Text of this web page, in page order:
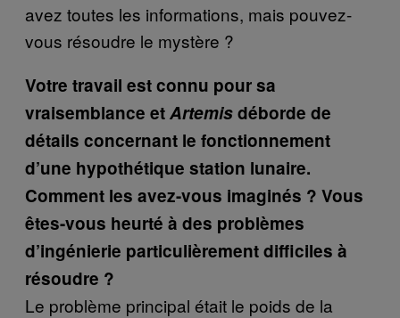
avez toutes les informations, mais pouvez-
vous résoudre le mystère ?
Votre travail est connu pour sa
vraisemblance etArtemisdéborde de
détails concernant le fonctionnement
d’une hypothétique station lunaire.
Comment les avez-vous imaginés ? Vous
êtes-vous heurté à des problèmes
d’ingénierie particulièrement difficiles à
résoudre ?
Le problème principal était le poids de la